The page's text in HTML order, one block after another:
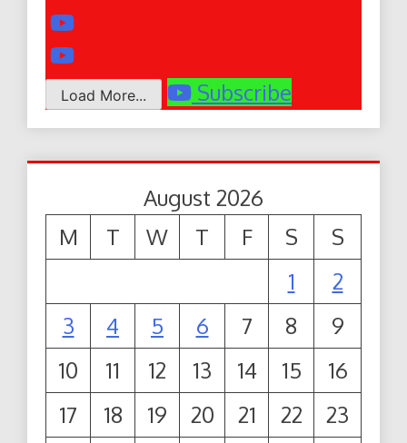
Load More... Subscribe
August 2026
M
T W T F S
S
1
2
3
4 5 6 7 8
9
10
11 12 13 14 15
16
17
18 19 20 21 22
23